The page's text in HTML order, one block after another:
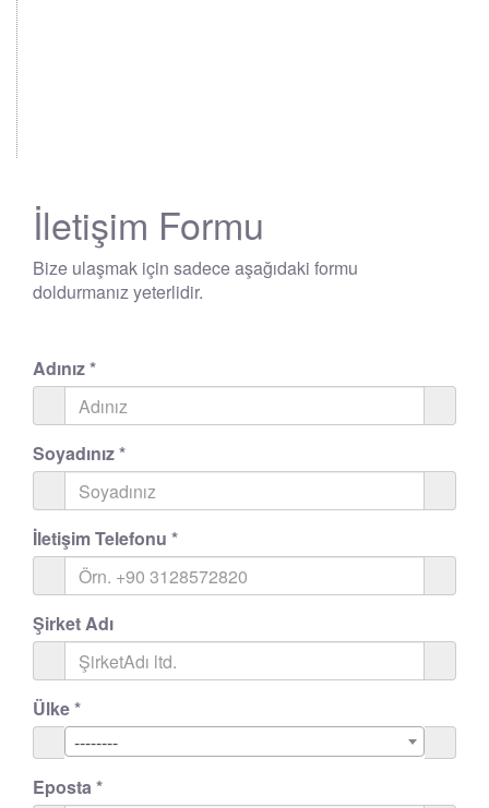
İletişim Formu
Bize ulaşmak için sadece aşağıdaki formu
doldurmanız yeterlidir.
Adınız*
Soyadınız*
İletişim Telefonu *
Şirket Adı
Ülke*
--------
Eposta*